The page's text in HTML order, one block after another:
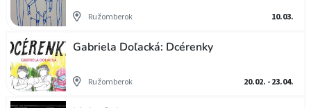
Ružomberok 10.03.
Gabriela Doľacká: Dcérenky
Ružomberok 20.02. - 23.04.